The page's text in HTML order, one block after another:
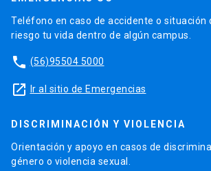
Teléfono en caso de accidente o situación
riesgo tu vida dentro de algún campus.
phone (56)95504 5000
launch Ir al sitio de Emergencias
DISCRIMINACIÓN Y VIOLENCIA
Orientación y apoyo en casos de
género o violencia sexual.